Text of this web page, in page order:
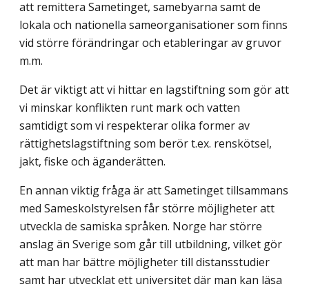
att remittera Sametinget, samebyarna samt de
lokala och nationella sameorganisationer som finns
vid större förändringar och etableringar av gruvor
m.m.
Det är viktigt att vi hittar en lagstiftning som gör att
vi minskar konflikten runt mark och vatten
samtidigt som vi respekterar olika former av
rättighetslagstiftning som berör t.ex. renskötsel,
jakt, fiske och äganderätten.
En annan viktig fråga är att Sametinget tillsammans
med Sameskolstyrelsen får större möjligheter att
utveckla de samiska språken. Norge har större
anslag än Sverige som går till utbildning, vilket gör
att man har bättre möjligheter till distansstudier
samt har utvecklat ett universitet där man kan läsa